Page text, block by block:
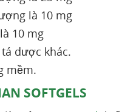
là 10 mg
10 mg
dược khác.
mềm.
SOFTGELS